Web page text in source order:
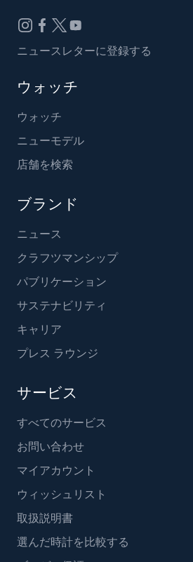
ニュースレターに登録する
ウォッチ
ウォッチ
ニューモデル
店舗を検索
ブランド
ニュース
クラフツマンシップ
パブリケーション
サステナビリティ
キャリア
プレス ラウンジ
サービス
すべてのサービス
お問い合わせ
マイアカウント
ウィッシュリスト
取扱説明書
選んだ時計を比較する